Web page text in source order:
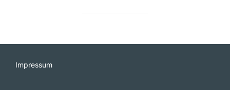
Impressum